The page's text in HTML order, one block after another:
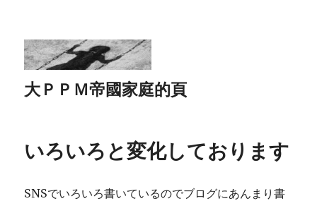
大ＰＰＭ帝國家庭的頁
いろいろと変化しております
SNSでいろいろ書いているのでブログにあんまり書